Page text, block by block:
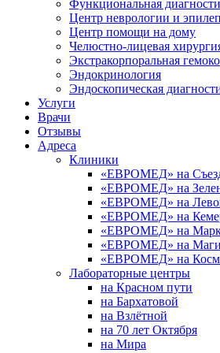
Функциональная
Центр неврологии и
Центр помощи на дому
Челюстно-лицевая
Экстракорпоральная
Эндокринология
Эндоскопическая
Услуги
Врачи
Отзывы
Адреса
Клиники
«ЕВРОМЕД» на
«ЕВРОМЕД» на
«ЕВРОМЕД» на
«ЕВРОМЕД» на
«ЕВРОМЕД» на
«ЕВРОМЕД» на
«ЕВРОМЕД» на
Лабораторные центры
на Красном пути
на Бархатовой
на Взлётной
на 70 лет Октября
на Мира